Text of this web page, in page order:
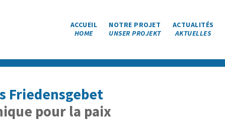
ACCUEIL
HOME
NOTRE PROJET
UNSER PROJEKT
ACTUALITÉS
AKTUELLES
Friedensgebet
pour la paix